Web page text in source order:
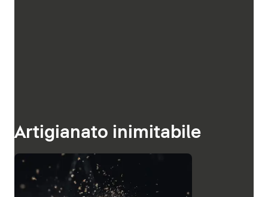
Artigianato inimitabile